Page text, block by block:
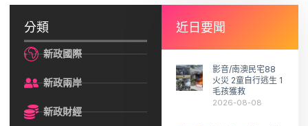
分類
新政國際
新政兩岸
新政財經
近日要聞
影音/南澳民宅88
火災 2童自行逃生 1
毛孩獲救
2026-08-08